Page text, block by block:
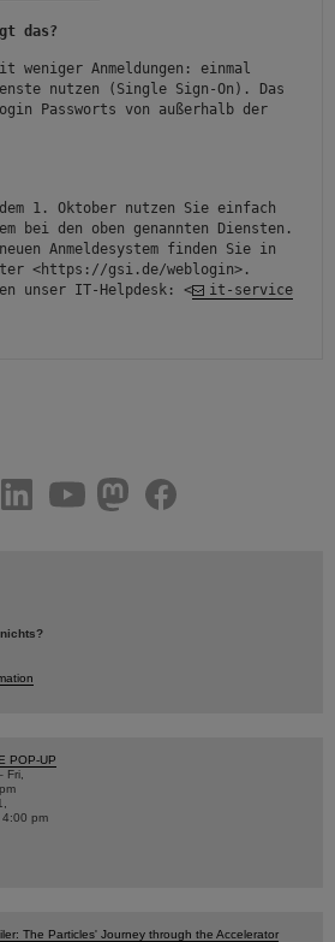
das?
weniger Anmeldungen: einmal
nutzen (Single Sign-On). Das
Passworts von außerhalb der
1. Oktober nutzen Sie einfach
bei den oben genannten Diensten.
Anmeldesystem finden Sie in
<https://gsi.de/weblogin>.
unser IT-Helpdesk: <
it-service
facebook
POP-UP
Fri,
4:00 pm
The Particles' Journey through the Accelerator